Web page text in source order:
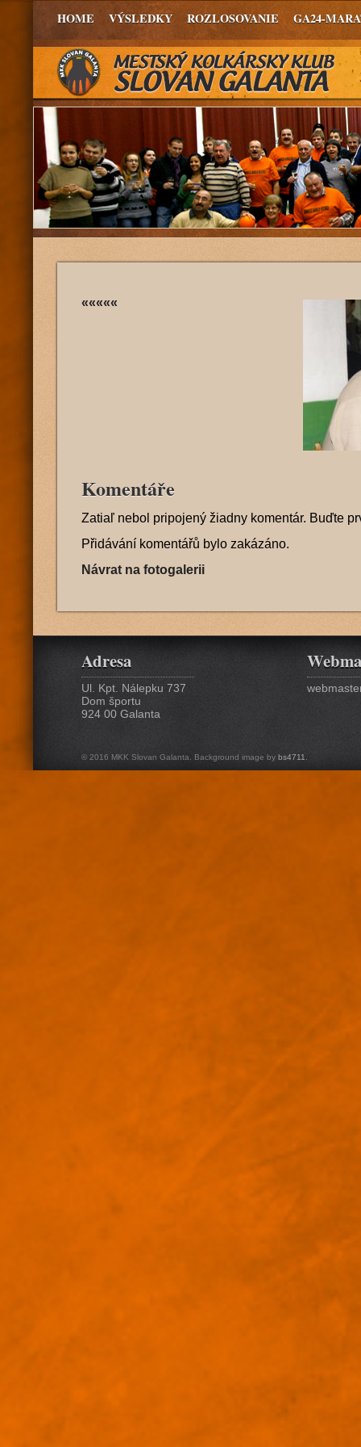
HOME VÝSLEDKY ROZLOSOVANIE GA24-
«««««
Komentáře
Zatiaľ nebol pripojený žiadny komentár. Buďte
Přidávání komentářů bylo zakázáno.
Návrat na fotogalerii
Adresa
Ul. Kpt. Nálepku 737
Dom športu
924 00 Galanta
© 2016 MKK Slovan Galanta. Background image by bs4711